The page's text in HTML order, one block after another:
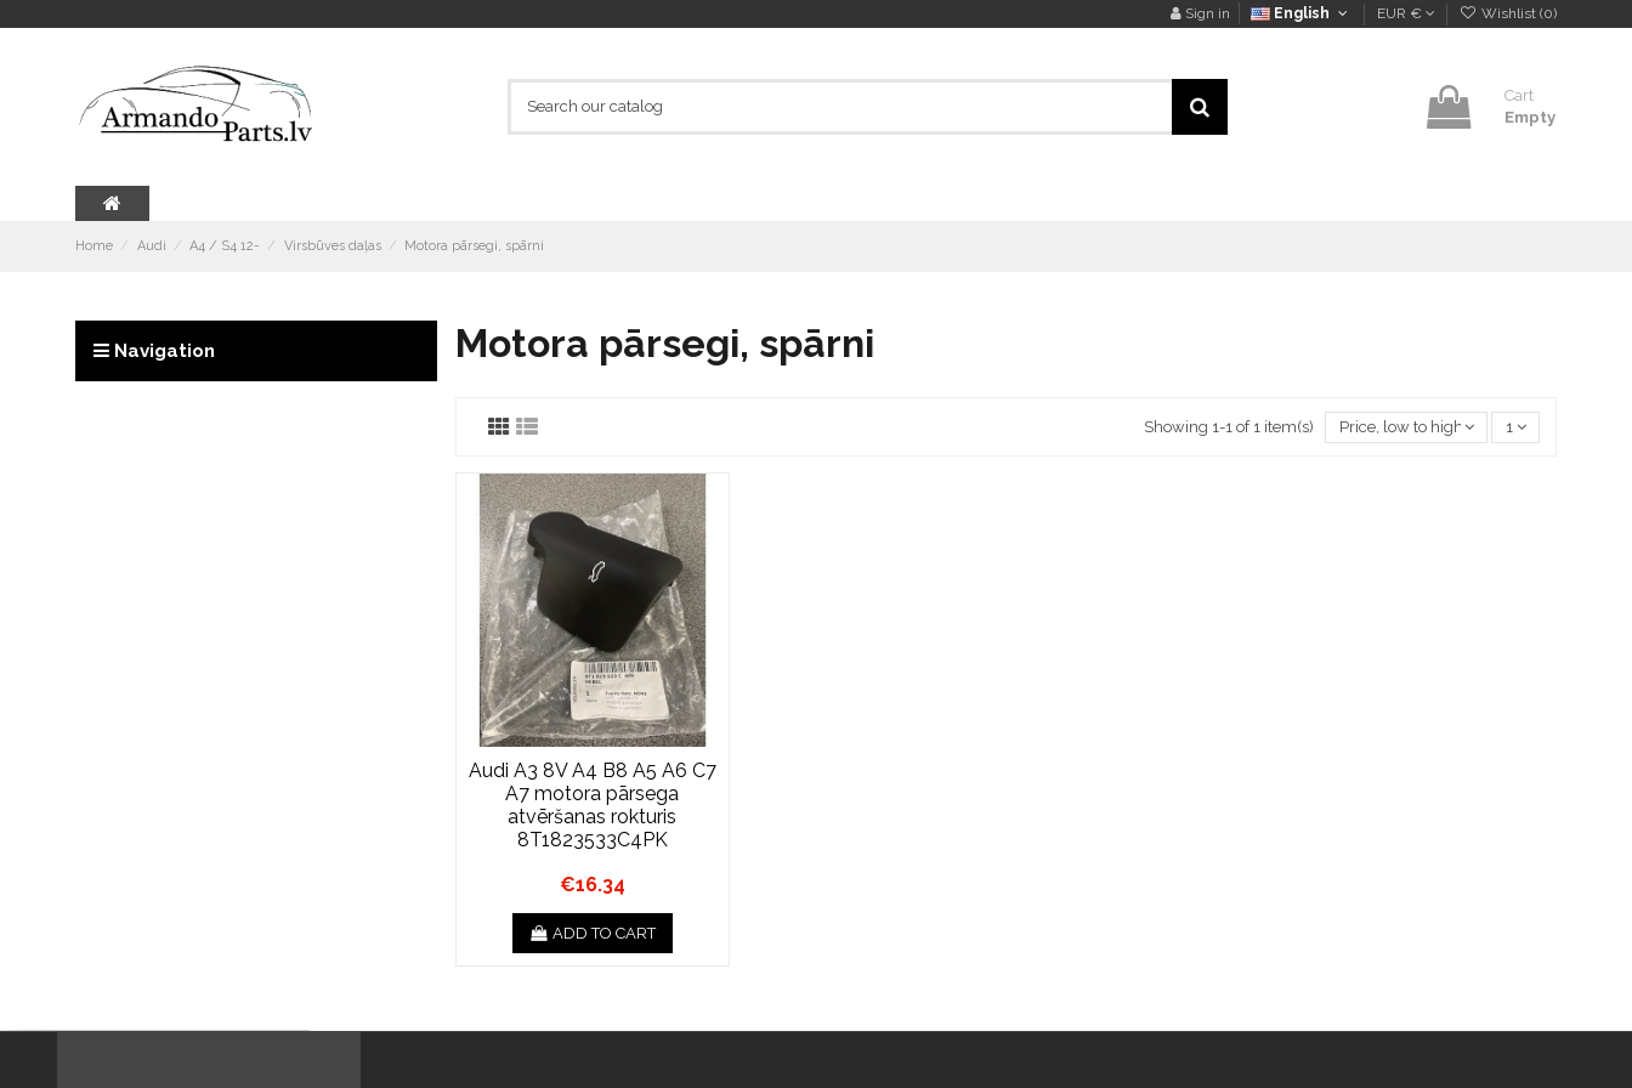
Sign in English EUR € Wishlist (0)
Cart
Empty
Home Audi A4 / S4 12- Virsbūves daļas Motora pārsegi, spārni
Motora pārsegi, spārni
Showing 1-1 of 1 item(s) Price, low to high 1
Audi A3 8V A4 B8 A5 A6 C7
A7 motora pārsega
atvēršanas rokturis
8T1823533C4PK
€16.34
ADD TO CART
Navigation